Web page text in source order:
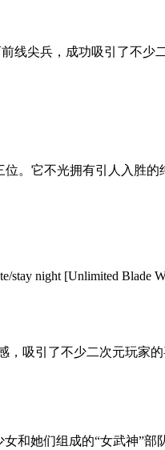
线尖兵，成功吸引了不少
。它不光拥有引人入胜
night [Unlimited Blade
吸引了不少二次元玩家的
她们组成的“女武神”部